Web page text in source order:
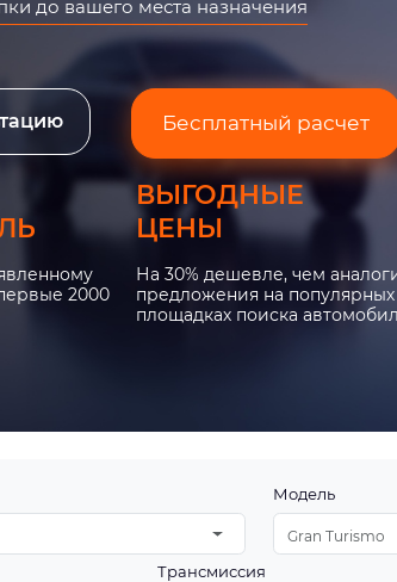
до вашего места назначения
Бесплатный расчет
2000
ВЫГОДНЫЕ
ЦЕНЫ
На 30% дешевле, чем
предложения на популярных
площадках поиска
Модель
Gran Turismo
Трансмиссия